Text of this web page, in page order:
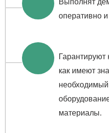
оперативно и
Гарантируют
как имеют
материалы.